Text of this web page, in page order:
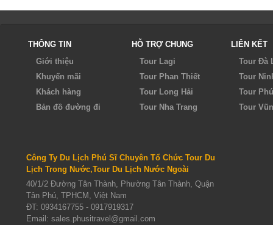
THÔNG TIN
Giới thiệu
Khuyến mãi
Khách hàng
Bản đồ đường đi
HỖ TRỢ CHUNG
Tour Lagi
Tour Phan Thiết
Tour Long Hải
Tour Nha Trang
LIÊN KẾT
Tour Đà
Tour
Tour
Tour
Công Ty Du Lịch Phú Sĩ Chuyên Tổ Chức Tour Du
Lịch Trong Nước,Tour Du Lịch Nước Ngoài
40/1/2 Đường Tân Thành, Phường Tân Thành, Quận
Tân Phú, TPHCM, Việt Nam
ĐT: 0934167755 - 0917919317
Email: sales.phusitravel@gmail.com